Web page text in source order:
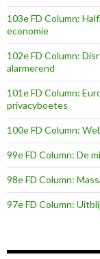
103e FD Column:
economie
102e FD Column:
alarmerend
101e FD Column:
privacyboetes
100e FD Column:
99e FD Column: De
98e FD Column:
97e FD Column: